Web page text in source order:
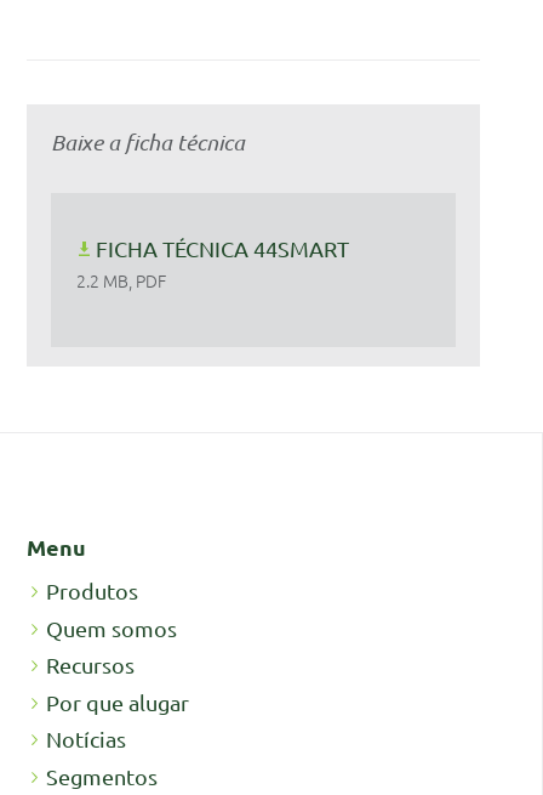
Baixe a ficha técnica
FICHA TÉCNICA 44SMART
2.2 MB, PDF
Menu
Produtos
Quem somos
Recursos
Por que alugar
Notícias
Segmentos